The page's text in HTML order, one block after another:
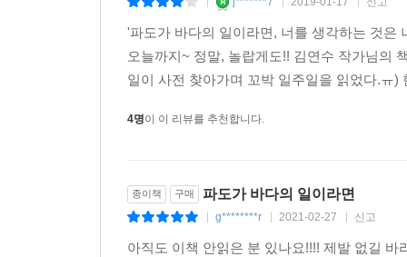
'파도가 바다의 일이라면, 너를 생각하는 것은
오늘까지~ 정말, 놀랍게도!! 김연수 작가님의
일이 사전 찾아가며 꼬박 일주일을 읽었다.ㅠ
4명이 이 리뷰를 추천합니다.
종이책 구매 파도가 바다의 일이라면
g********r 2021-02-27 신고
아직도 이책 안읽은 분 있나요!!!! 제발 없길